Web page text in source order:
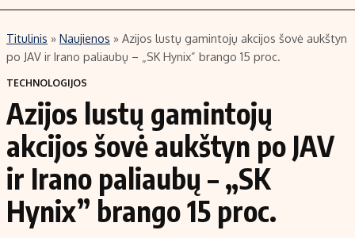
Turinys
Naujienos
Aplinka
Verslas
Energetika
Ekonomika
Politika
NT ir statybos
Skaitykite
Įmonės
Žemės ūkis
Technologijos
Laisvalaikis
Titulinis » Naujienos » Azijos lustų gamintojų akcijos šovė aukštyn
po JAV ir Irano paliaubų – „SK Hynix” brango 15 proc.
TECHNOLOGIJOS
Azijos lustų gamintojų
akcijos šovė aukštyn po JAV
ir Irano paliaubų – „SK
Hynix” brango 15 proc.